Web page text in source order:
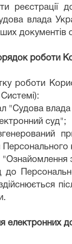
влада
роботи
роботи
Системі):
"Судова влада
суд";
до
електронних